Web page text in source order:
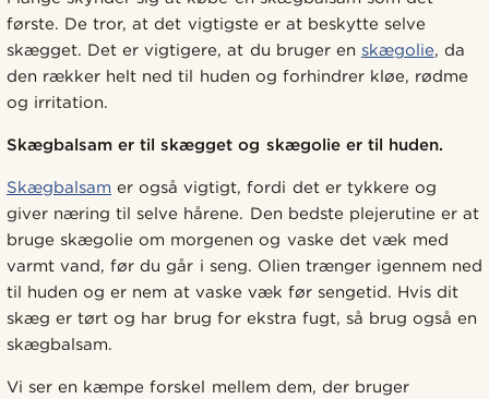
første. De tror, at det vigtigste er at beskytte selve
skægget. Det er vigtigere, at du bruger en skægolie, da
den rækker helt ned til huden og forhindrer kløe, rødme
og irritation.
Skægbalsam er til skægget og skægolie er til huden.
Skægbalsam er også vigtigt, fordi det er tykkere og
giver næring til selve hårene. Den bedste plejerutine er at
bruge skægolie om morgenen og vaske det væk med
varmt vand, før du går i seng. Olien trænger igennem ned
til huden og er nem at vaske væk før sengetid. Hvis dit
skæg er tørt og har brug for ekstra fugt, så brug også en
skægbalsam.
Vi ser en kæmpe forskel mellem dem, der bruger